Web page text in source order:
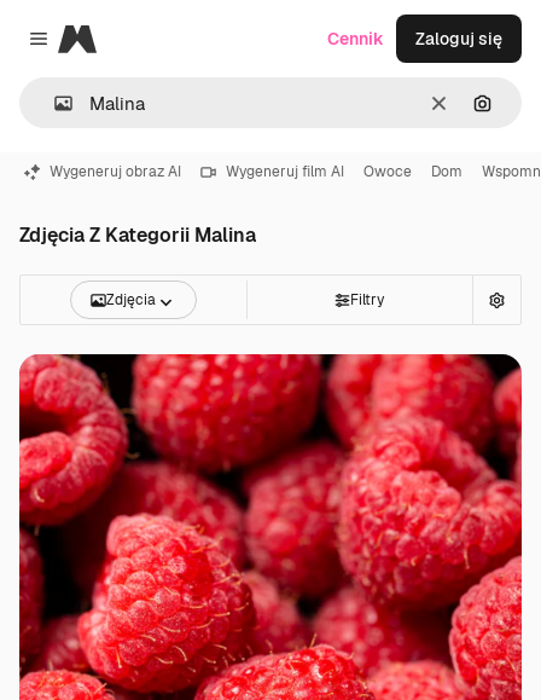
Close menu
Magnific
WyczyśćSzukaj
Cennik Zaloguj się
Wygeneruj obraz AI Wygeneruj film AI Owoce Dom
Zdjęcia Z Kategorii Malina
Zdjęcia Filtry